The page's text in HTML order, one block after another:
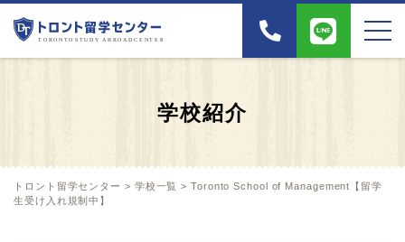
学校紹介
トロント留学センター > 学校一覧 >Toronto School of Management【留学
生受け入れ規制中】